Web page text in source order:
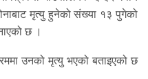
मृत्यु हुनेको संख्या १३ पुगेको
छ ।
उनको मृत्यु भएको बताइएको छ